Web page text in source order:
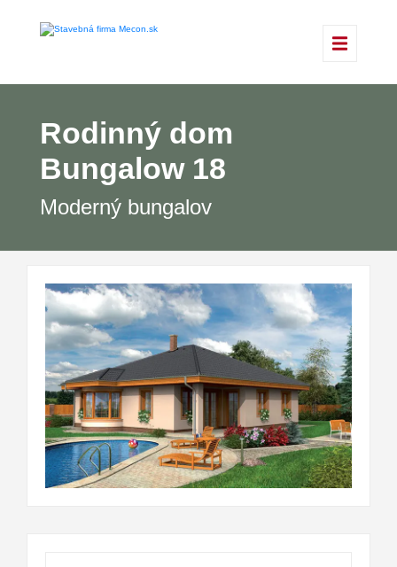
Rodinný dom
Bungalow 18
Moderný bungalov